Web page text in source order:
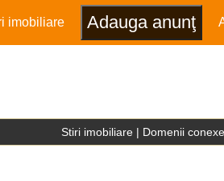
imobiliare
Stiri imobiliare| Domenii conexe